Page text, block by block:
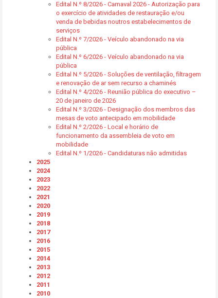
Edital N.º 8/2026 - Carnaval 2026 - Autorização para
o exercício de atividades de restauração e/ou
venda de bebidas noutros estabelecimentos de
serviços
Edital N.º 7/2026 - Veículo abandonado na via
pública
Edital N.º 6/2026 - Veículo abandonado na via
pública
Edital N.º 5/2026 - Soluções de ventilação, filtragem
e renovação de ar sem recurso a chaminés
Edital N.º 4/2026 - Reunião pública do executivo –
20 de janeiro de 2026
Edital N.º 3/2026 - Designação dos membros das
mesas de voto antecipado em mobilidade
Edital N.º 2/2026 - Local e horário de
funcionamento da assembleia de voto em
mobilidade
Edital N.º 1/2026 - Candidaturas não admitidas
2025
2024
2023
2022
2021
2020
2019
2018
2017
2016
2015
2014
2013
2012
2011
2010